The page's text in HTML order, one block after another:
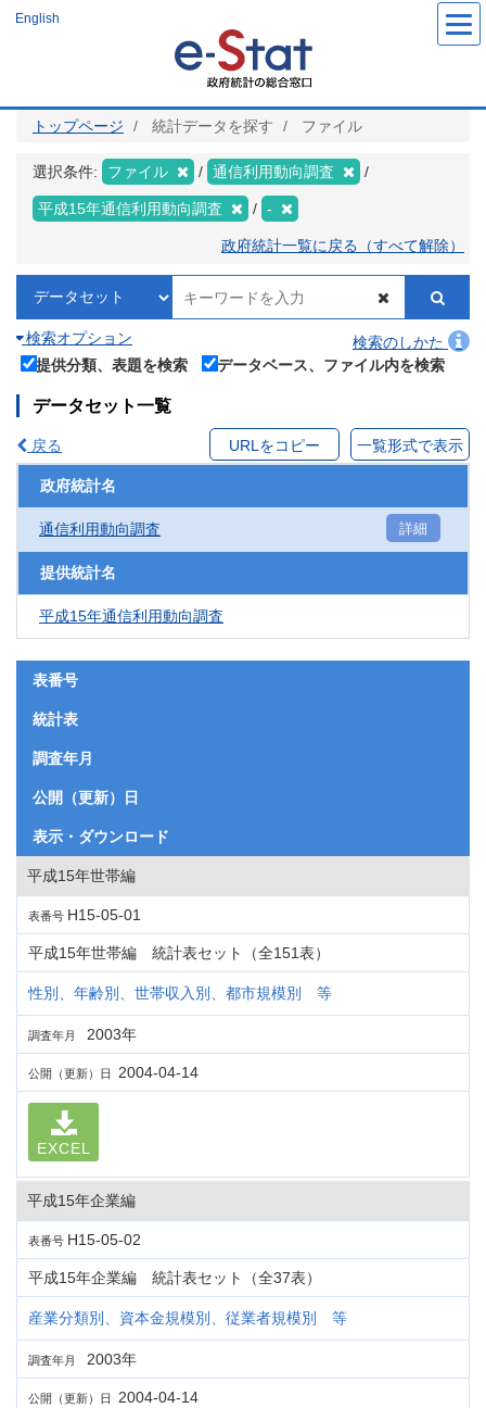
ツ
English
トップページ 統計データを探す ファイル
選択条件: ファイル 通信利用動向調査
平成15年通信利用動向調査 -
政府統計一覧に戻る（すべて解除）
検索オプション
検索のしかた
提供分類、表題を検索
データベース、ファイル内を検索
データセット一覧
戻る URLをコピー 一覧形式で表示
政府統計名
通信利用動向調査 詳細
提供統計名
平成15年通信利用動向調査
表番号
統計表
調査年月
公開（更新）日
表示・ダウンロード
平成15年世帯編
表番号 H15-05-01
平成15年世帯編 統計表セット（全151表）
性別、年齢別、世帯収入別、都市規模別 等
調査年月 2003年
公開（更新）日 2004-04-14
EXCEL
平成15年企業編
表番号 H15-05-02
平成15年企業編 統計表セット（全37表）
産業分類別、資本金規模別、従業者規模別 等
調査年月 2003年
公開（更新）日 2004-04-14